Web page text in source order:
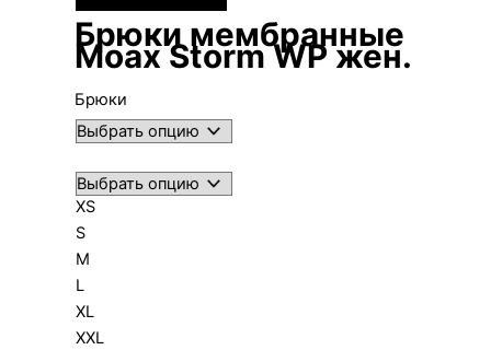
Брюки мембранные
Moax Storm WP жен.
Брюки
XS
S
M
L
XL
XXL